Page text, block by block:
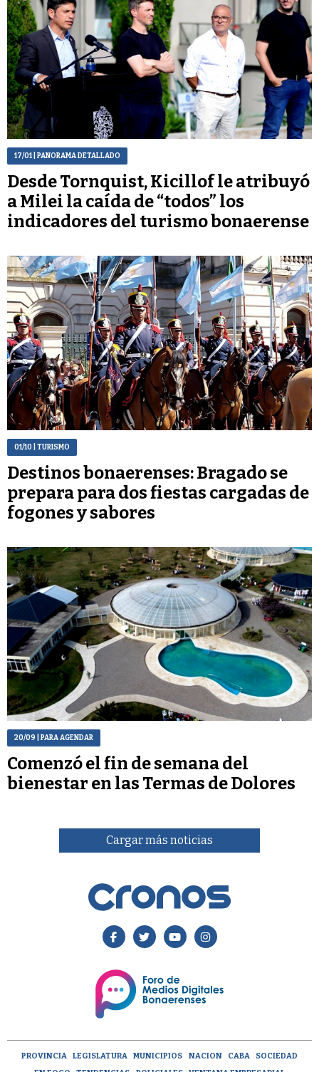
17/01| PANORAMA DETALLADO
Desde Tornquist, Kicillof le atribuyó
a Milei la caída de “todos” los
indicadores del turismo bonaerense
01/10 | TURISMO
Destinos bonaerenses: Bragado se
prepara para dos fiestas cargadas de
fogones y sabores
20/09 | PARA AGENDAR
Comenzó el fin de semana del
bienestar en las Termas de Dolores
Cargar más noticias
PROVINCIA LEGISLATURA MUNICIPIOS NACION CABA
SOCIEDAD